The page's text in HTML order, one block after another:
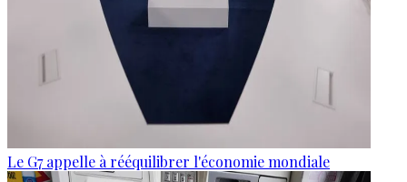
Le G7 appelle à rééquilibrer l'économie mondiale